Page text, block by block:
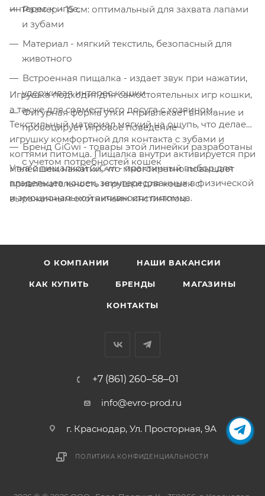
интерес к игре.
Размер - 15 см: оптимальный для захвата лапами
и зубами
Материал - мягкий текстиль, безопасный для
животного
Встроенная пищалка - издает звук при нажатии,
удерживая интерес кошки
Фигурная форма утки - привлекает внимание и
провоцирует игровое поведение
Бренд GiGwi - товары этой линейки разработаны
с учетом потребностей кошек
Игрушка подходит для самостоятельных игр кошки,
а также для совместного досуга с хозяином.
Текстильный материал мягкий на ощупь, что делает
игрушку комфортной для контакта с зубами и
когтями питомца. Пищалка внутри активируется при
малейшем нажатии, что многократно повышает
привлекательность игрушки для кошек с
выраженным охотничьим инстинктом.
Утка с пищалкой GiGwi - практичный выбор для
владельцев кошек, заинтересованных в физической
и эмоциональной активности питомца.
О КОМПАНИИ НАШИ ВАКАНСИИ
КАК КУПИТЬ БРЕНДЫ МАГАЗИНЫ
КОНТАКТЫ
+7 (861) 260‒58‒01
info@evro-prod.ru
г. Краснодар, ​Ул. Просторная, 9А
ПОЛИТИКА КОНФИДЕНЦИАЛЬНОСТИ